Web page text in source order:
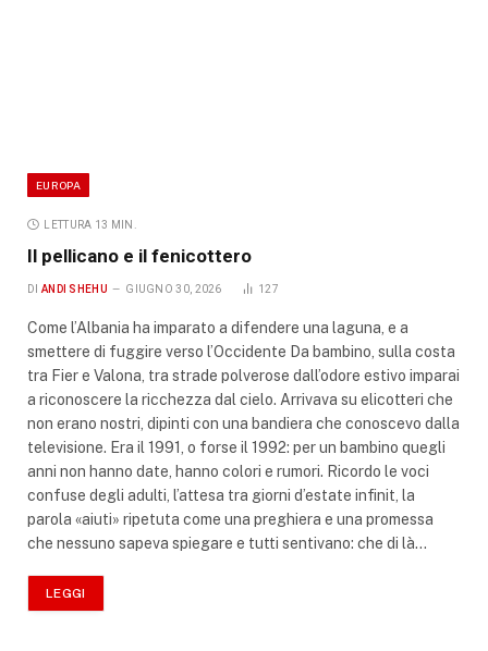
EUROPA
LETTURA 13 MIN.
Il pellicano e il fenicottero
DI ANDI SHEHU GIUGNO 30, 2026 127
Come l’Albania ha imparato a difendere una laguna, e a
smettere di fuggire verso l’Occidente Da bambino, sulla costa
tra Fier e Valona, tra strade polverose dall’odore estivo imparai
a riconoscere la ricchezza dal cielo. Arrivava su elicotteri che
non erano nostri, dipinti con una bandiera che conoscevo dalla
televisione. Era il 1991, o forse il 1992: per un bambino quegli
anni non hanno date, hanno colori e rumori. Ricordo le voci
confuse degli adulti, l’attesa tra giorni d’estate infinit, la
parola «aiuti» ripetuta come una preghiera e una promessa
che nessuno sapeva spiegare e tutti sentivano: che di là…
LEGGI